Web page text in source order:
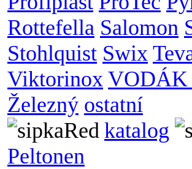
Rottefella Salomon
Stohlquist Swix
Viktorinox VODÁK
Železný ostatní
katalog
Peltonen